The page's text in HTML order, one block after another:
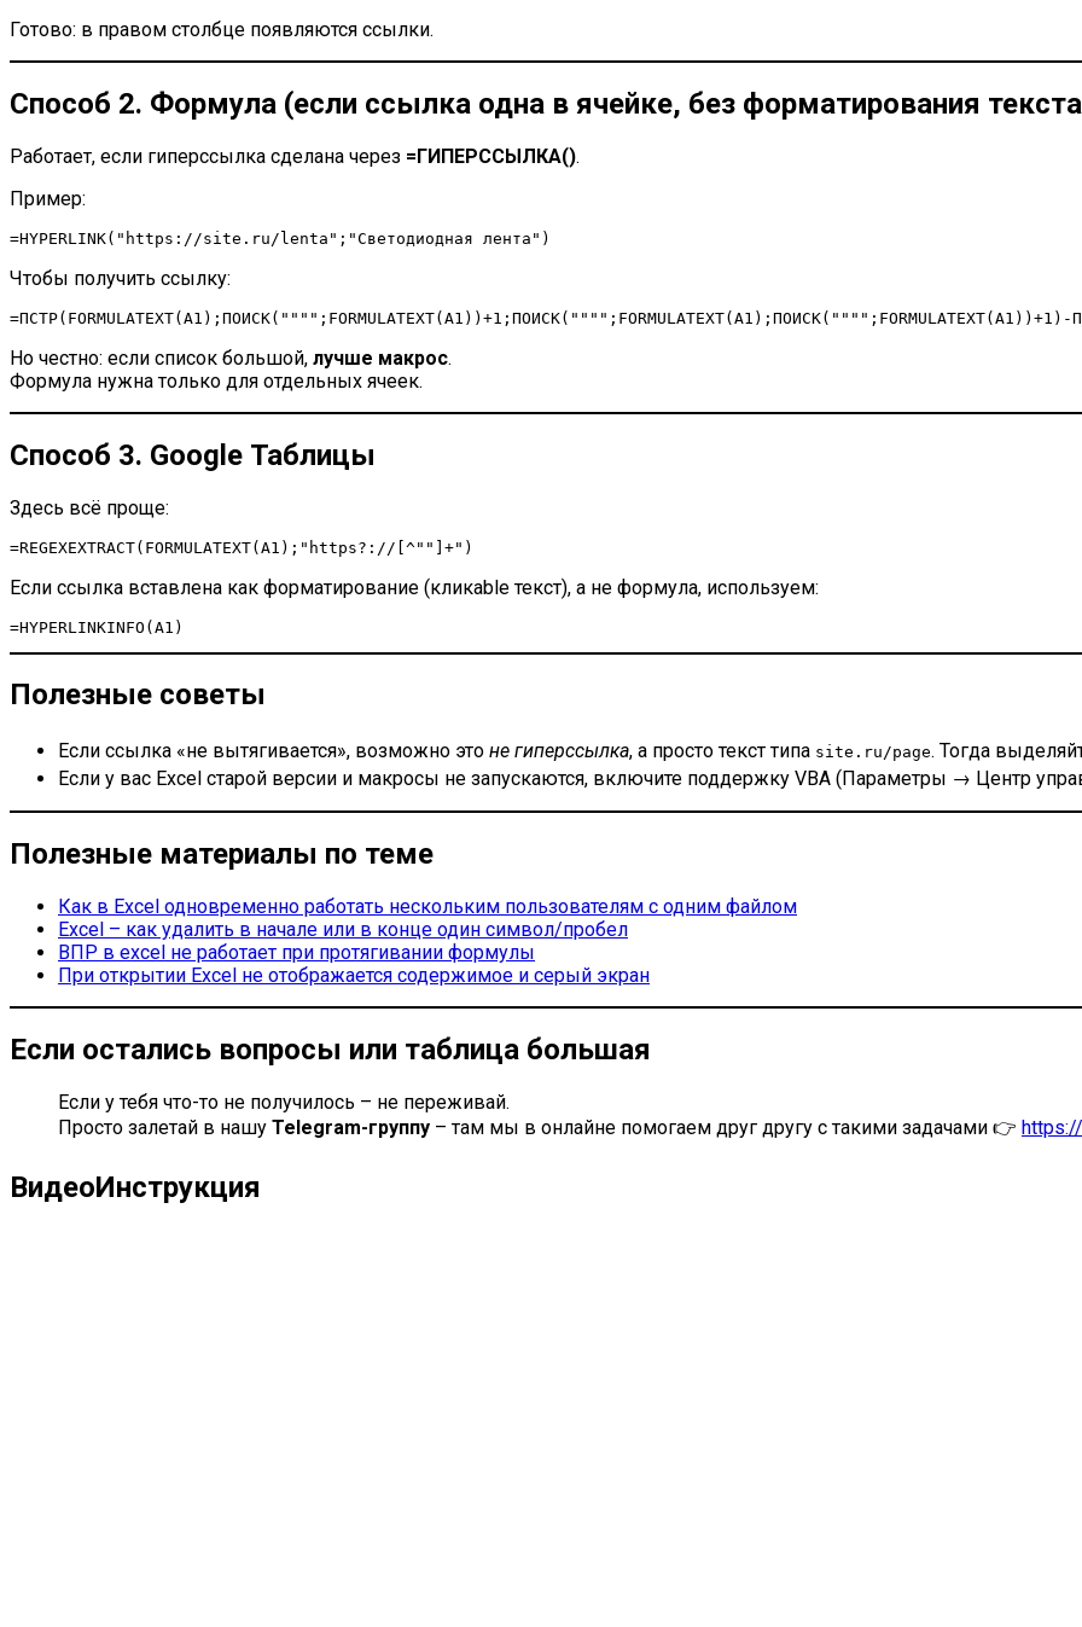
Готово: в правом столбце появляются ссылки.
Способ 2. Формула (если ссылка одна в ячейке, без форматирования
Работает, если гиперссылка сделана через =ГИПЕРССЫЛКА().
Пример:
Чтобы получить ссылку:
Но честно: если список большой, лучше макрос.
Формула нужна только для отдельных ячеек.
Способ 3. Google Таблицы
Здесь всё проще:
Если ссылка вставлена как форматирование (кликable текст), а не формула, используем:
Полезные советы
Если ссылка «не вытягивается», возможно это не гиперссылка, а просто текст типа site.ru/page. Тогда
Если у вас Excel старой версии и макросы не запускаются, включите поддержку VBA (Параметры → Центр
Полезные материалы по теме
Как в Excel одновременно работать нескольким пользователям с одним файлом
Excel – как удалить в начале или в конце один символ/пробел
ВПР в excel не работает при протягивании формулы
При открытии Excel не отображается содержимое и серый экран
Если остались вопросы или таблица большая
Если у тебя что-то не получилось – не переживай.
Просто залетай в нашу Telegram-группу – там мы в онлайне помогаем друг другу с такими задачами 👉
ВидеоИнструкция